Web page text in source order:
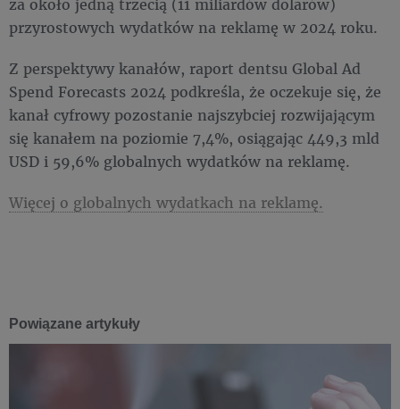
za około jedną trzecią (11 miliardów dolarów)
przyrostowych wydatków na reklamę w 2024 roku.
Z perspektywy kanałów, raport dentsu Global Ad
Spend Forecasts 2024 podkreśla, że oczekuje się, że
kanał cyfrowy pozostanie najszybciej rozwijającym
się kanałem na poziomie 7,4%, osiągając 449,3 mld
USD i 59,6% globalnych wydatków na reklamę.
Więcej o globalnych wydatkach na reklamę.
Powiązane artykuły